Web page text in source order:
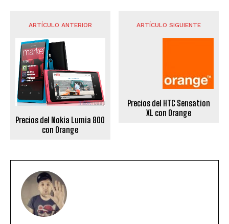
ARTÍCULO ANTERIOR
Precios del Nokia Lumia 800
con Orange
ARTÍCULO SIGUIENTE
Precios del HTC Sensation
XL con Orange